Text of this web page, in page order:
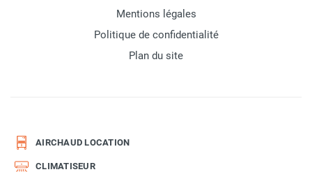
Mentions légales
Politique de confidentialité
Plan du site
AIRCHAUD LOCATION
CLIMATISEUR